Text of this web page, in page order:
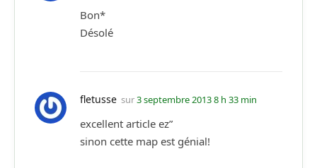
Bon*
Désolé
fletusse sur3 septembre 2013 8 h 33 min
excellent article ez”
sinon cette map est génial!